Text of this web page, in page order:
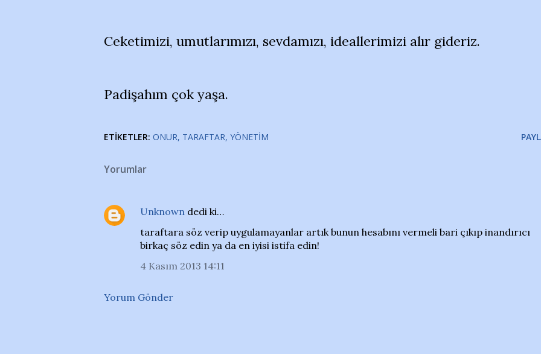
Ceketimizi, umutlarımızı, sevdamızı, ideallerimizi alır gideriz.
Padişahım çok yaşa.
ETIKETLER: ONUR TARAFTAR YÖNETIM
Yorumlar
Unknown dedi ki…
taraftara söz verip uygulamayanlar artık bunun hesabını vermeli bari çıkıp inandırıcı
birkaç söz edin ya da en iyisi istifa edin!
4 Kasım 2013 14:11
Yorum Gönder